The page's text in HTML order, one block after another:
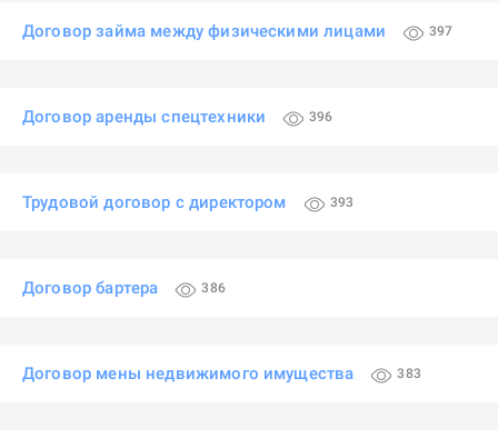
Договор займа между физическими лицами 397
Договор аренды спецтехники 396
Трудовой договор с директором 393
Договор бартера 386
Договор мены недвижимого имущества 383